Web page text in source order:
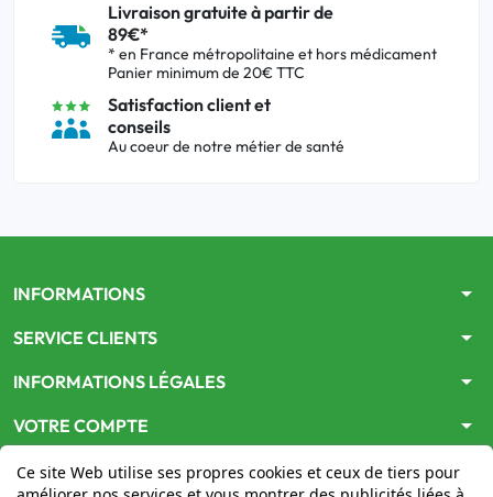
Livraison gratuite à partir de
89€*
* en France métropolitaine et hors médicament
Panier minimum de 20€ TTC
Satisfaction client et
conseils
Au coeur de notre métier de santé
INFORMATIONS arrow_drop_down
SERVICE CLIENTS arrow_drop_down
INFORMATIONS LÉGALES arrow_drop_down
VOTRE COMPTE arrow_drop_down
Ce site Web utilise ses propres cookies et ceux de tiers pour